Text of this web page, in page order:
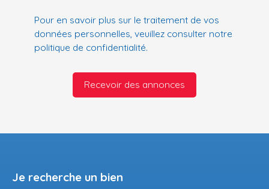
Pour en savoir plus sur le traitement de vos
données personnelles, veuillez consulter notre
politique de confidentialité.
Recevoir des annonces
Je recherche un bien